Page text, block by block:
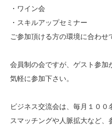
・ワイン会
・スキルアップセミナー
ご参加頂ける方の環境に合わせ
会員制の会ですが、ゲスト参加
気軽に参加下さい。
ビジネス交流会は、毎月１０
スマッチングや人脈拡大など